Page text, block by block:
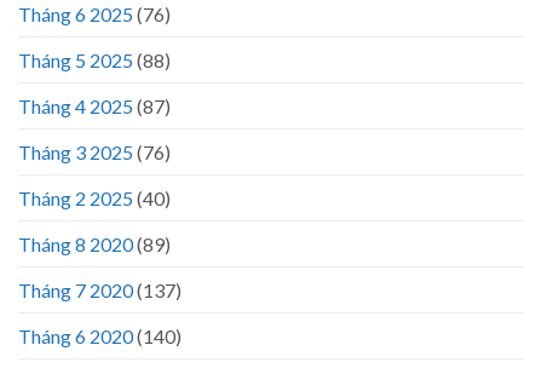
Tháng 6 2025(76)
Tháng 5 2025(88)
Tháng 4 2025(87)
Tháng 3 2025(76)
Tháng 2 2025(40)
Tháng 8 2020(89)
Tháng 7 2020(137)
Tháng 6 2020(140)